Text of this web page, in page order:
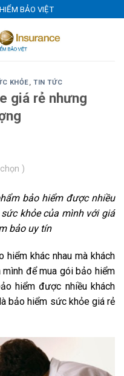
BẢO VIỆT
KHỎE,TIN TỨC
giá rẻ nhưng
)
bảo hiểm được nhiều
khỏe của mình với giá
bảo uy tín
hiểm khác nhau mà khách
mình để mua gói bảo hiểm
hiểm được nhiều khách
bảo hiểm sức khỏe giá rẻ